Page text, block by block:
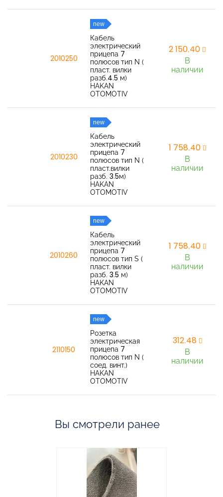
2010250
new
Кабель
электрический
прицепа 7
полюсов тип N (
пласт. вилки
разб.4.5 м)
HAKAN
OTOMOTIV
2 150,40
В
наличии
2010230
new
Кабель
электрический
прицепа 7
полюсов тип N (
пласт.вилки
разб. 3.5м)
HAKAN
OTOMOTIV
1 758,40
В
наличии
2010260
new
Кабель
электрический
прицепа 7
полюсов тип S (
пласт. вилки
разб. 3.5 м)
HAKAN
OTOMOTIV
1 758,40
В
наличии
2110150
new
Розетка
электрическая
прицепа 7
полюсов тип N (
соед. винт.)
HAKAN
OTOMOTIV
312,48
В
наличии
Вы смотрели ранее